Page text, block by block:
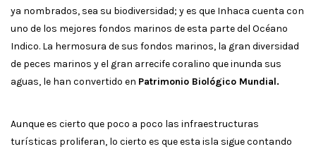
ya nombrados, sea su biodiversidad; y es que Inhaca cuenta con
uno de los mejores fondos marinos de esta parte del Océano
Indico. La hermosura de sus fondos marinos, la gran diversidad
de peces marinos y el gran arrecife coralino que inunda sus
aguas, le han convertido en Patrimonio Biológico Mundial.
Aunque es cierto que poco a poco las infraestructuras
turísticas proliferan, lo cierto es que esta isla sigue contando